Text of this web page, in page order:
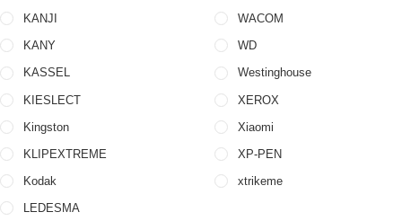
KANJI
KANY
KASSEL
KIESLECT
Kingston
KLIPEXTREME
Kodak
LEDESMA
WACOM
WD
Westinghouse
XEROX
Xiaomi
XP-PEN
xtrikeme